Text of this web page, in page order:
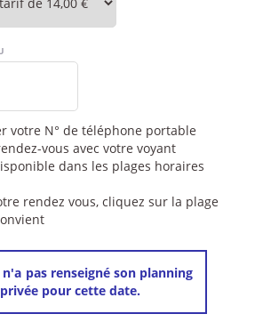
votre N° de téléphone portable
vous avec votre voyant
dans les plages horaires
rendez vous, cliquez sur la plage
pas renseigné son planning
pour cette date.